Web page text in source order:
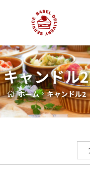
キャンドル2
ホーム キャンドル2